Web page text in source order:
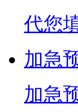
代您
加急
加急